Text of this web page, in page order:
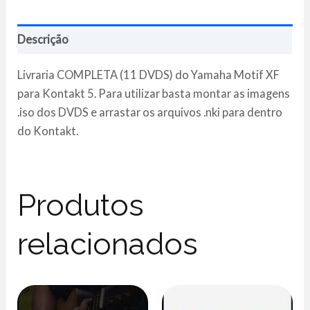
Descrição
Livraria COMPLETA (11 DVDS) do Yamaha Motif XF
para Kontakt 5. Para utilizar basta montar as imagens
.iso dos DVDS e arrastar os arquivos .nki para dentro
do Kontakt.
Produtos
relacionados